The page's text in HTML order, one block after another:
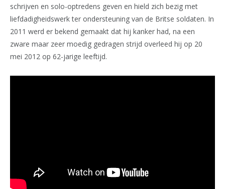
schrijven en solo-optredens geven en hield zich bezig met
liefdadigheidswerk ter ondersteuning van de Britse soldaten. In
2011 werd er bekend gemaakt dat hij kanker had, na een
zware maar zeer moedig gedragen strijd overleed hij op 20
mei 2012 op 62-jarige leeftijd.